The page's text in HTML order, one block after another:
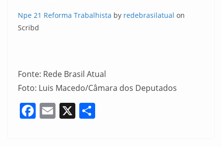
Npe 21 Reforma Trabalhista by redebrasilatual on
Scribd
Fonte: Rede Brasil Atual
Foto: Luis Macedo/Câmara dos Deputados
F E X